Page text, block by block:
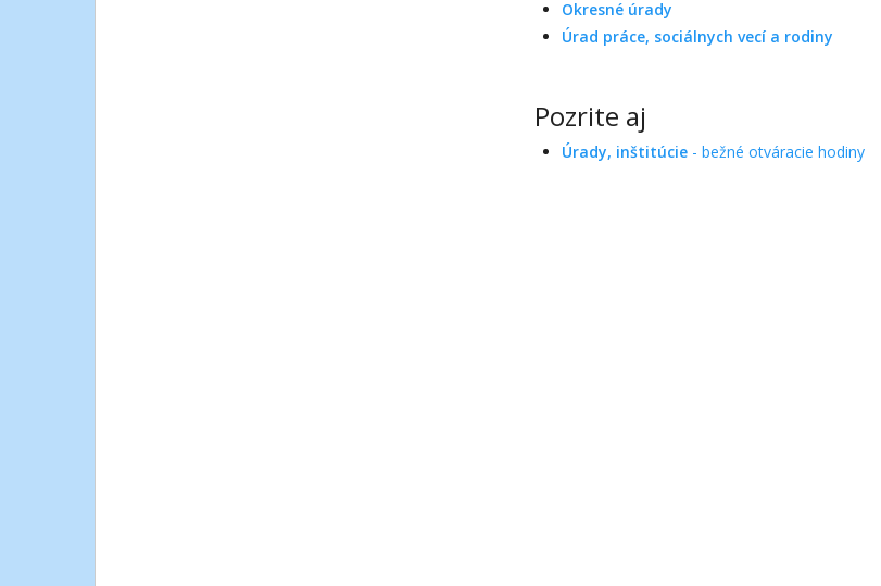
Okresné úrady
Úrad práce, sociálnych vecí a rodiny
Pozrite aj
Úrady, inštitúcie - bežné otváracie hodiny